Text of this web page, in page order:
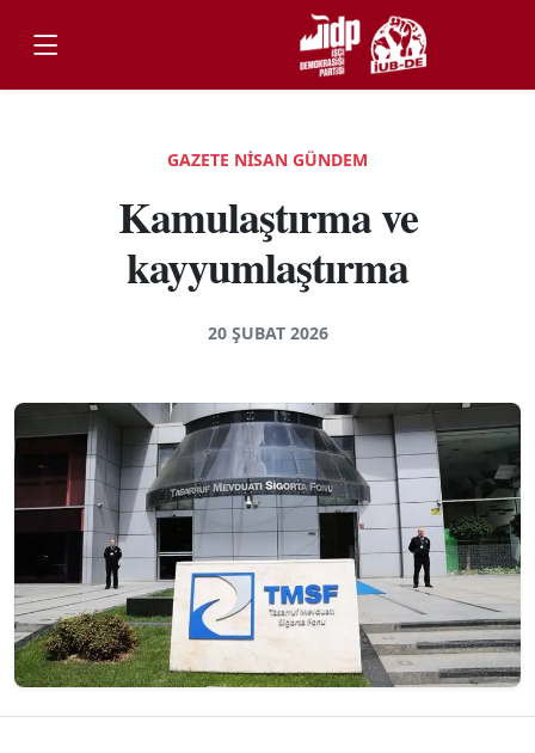
GAZETE NİSAN GÜNDEM
Kamulaştırma ve
kayyumlaştırma
20 ŞUBAT 2026